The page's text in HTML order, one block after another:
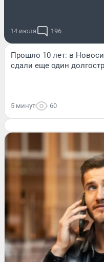
14 июля 196
Прошло 10 лет: в
сдали еще один
5 минут 60